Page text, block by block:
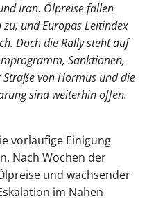
Iran. Ölpreise fallen
und Europas Leitindex
Doch die Rally steht auf
Sanktionen,
von Hormus und die
sind weiterhin offen.
vorläufige Einigung
Nach Wochen der
und wachsender
im Nahen